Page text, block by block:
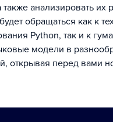
также анализировать
обращаться как к
Python, так и к
модели в
открывая перед вами